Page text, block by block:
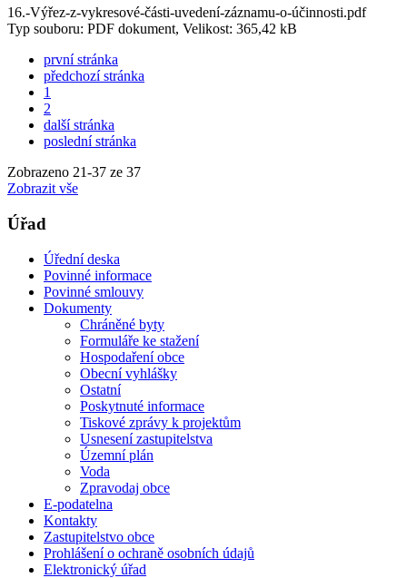
16.-Výřez-z-vykresové-části-uvedení-záznamu-o-účinnosti.pdf
Typ souboru: PDF dokument, Velikost: 365,42 kB
první stránka
předchozí stránka
1
2
další stránka
poslední stránka
Zobrazeno 21-37 ze 37
Zobrazit vše
Úřad
Úřední deska
Povinné informace
Povinné smlouvy
Dokumenty
Chráněné byty
Formuláře ke stažení
Hospodaření obce
Obecní vyhlášky
Ostatní
Poskytnuté informace
Tiskové zprávy k projektům
Usnesení zastupitelstva
Územní plán
Voda
Zpravodaj obce
E-podatelna
Kontakty
Zastupitelstvo obce
Prohlášení o ochraně osobních údajů
Elektronický úřad